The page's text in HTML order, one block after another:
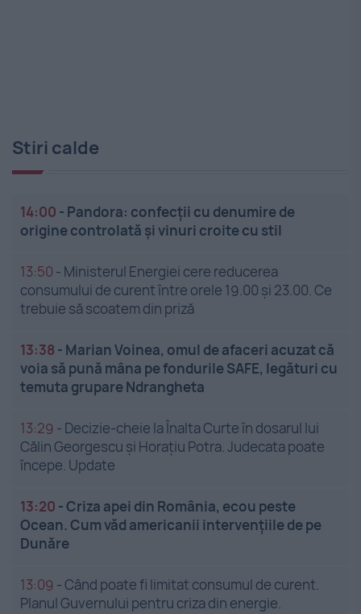
Stiri calde
14:00 - Pandora: confecții cu denumire de
origine controlată și vinuri croite cu stil
13:50 - Ministerul Energiei cere reducerea
consumului de curent între orele 19.00 și 23.00. Ce
trebuie să scoatem din priză
13:38 - Marian Voinea, omul de afaceri acuzat că
voia să pună mâna pe fondurile SAFE, legături cu
temuta grupare Ndrangheta
13:29 - Decizie-cheie la Înalta Curte în dosarul lui
Călin Georgescu și Horațiu Potra. Judecata poate
începe. Update
13:20 -Criza apei din România, ecou peste
Ocean. Cum văd americanii intervențiile de pe
Dunăre
13:09 -Când poate fi limitat consumul de curent.
Planul Guvernului pentru criza din energie.